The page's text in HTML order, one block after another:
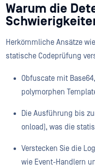
Warum die
Herkömmliche Ansätze
statische Codeprüfung
Obfuscate mit
polymorphen
Die Ausführung bis
onload), was die
Verstecken Sie die
wie Event-Handlern